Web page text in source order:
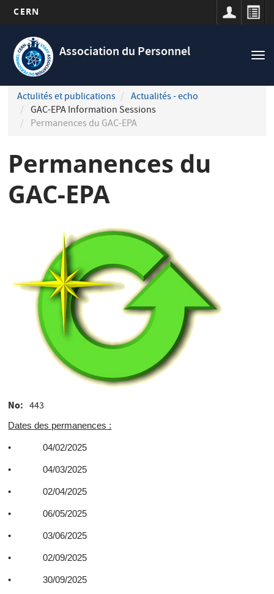
contenu
principal
CERN
Association du Personnel
Navigation
principale
Actulités et publications
Actualités - echo
GAC-EPA Information Sessions
Permanences du GAC-EPA
Permanences du
GAC-EPA
No 443
Dates des permanences :
• 04/02/2025
• 04/03/2025
• 02/04/2025
• 06/05/2025
• 03/06/2025
• 02/09/2025
• 30/09/2025